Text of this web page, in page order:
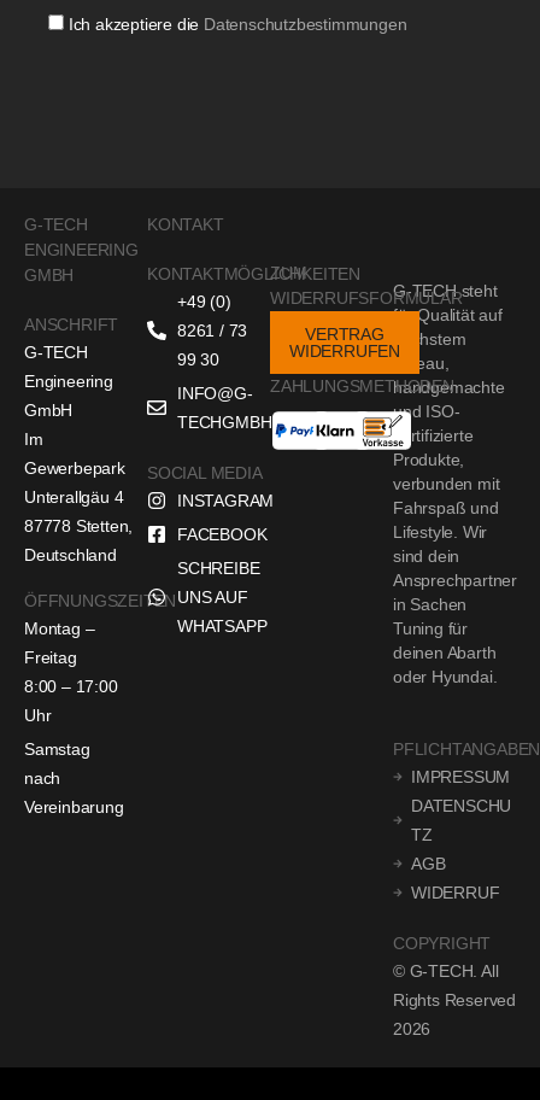
Ich akzeptiere die Datenschutzbestimmungen
G-TECH steht
für Qualität auf
höchstem
Niveau,
handgemachte
und ISO-
zertifizierte
Produkte,
verbunden mit
Fahrspaß und
Lifestyle. Wir
sind dein
Ansprechpartner
in Sachen
Tuning für
deinen Abarth
oder Hyundai.
PFLICHTANGABEN
IMPRESSUM
DATENSCHU
TZ
AGB
WIDERRUF
COPYRIGHT
© G-TECH. All
Rights Reserved
2026
G-TECH
ENGINEERING
GMBH
ANSCHRIFT
G-TECH
Engineering
GmbH
Im
Gewerbepark
Unterallgäu 4
87778 Stetten,
Deutschland
ÖFFNUNGSZEITEN
Montag –
Freitag
8:00 – 17:00
Uhr
Samstag
nach
Vereinbarung
KONTAKT
KONTAKTMÖGLICHKEITEN
+49 (0)
8261 / 73
99 30
INFO@G-
TECHGMBH.DE
SOCIAL MEDIA
INSTAGRAM
FACEBOOK
SCHREIBE
UNS AUF
WHATSAPP
ZUM
WIDERRUFSFORMULAR
VERTRAG
WIDERRUFEN
ZAHLUNGSMETHODEN